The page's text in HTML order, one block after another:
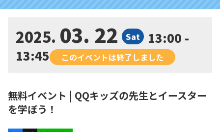
2025 03. 22 Sat
13:00 -
13:45
このイベントは終了しました
無料イベント | QQキッズの先生とイースター
を学ぼう！